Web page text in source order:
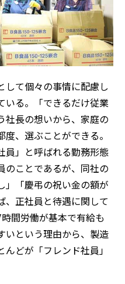
して個々の事情に配慮し
いる。「できるだけ従業
社長の想いから、家庭の
、選ぶことができる。
員」と呼ばれる勤務形態
のことであるが、同社の
」「慶弔の祝い金の額が
、正社員と待遇に関して
間労働が基本で有給も
いという理由から、製造
どが「フレンド社員」